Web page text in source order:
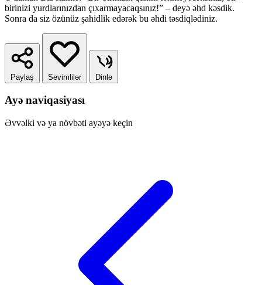
birinizi yurdlarınızdan çıxarmayacaqsınız!” – deyə əhd kəsdik.
Sonra da siz özünüz şahidlik edərək bu əhdi təsdiqlədiniz.
Paylaş Sevimlilər Dinlə
Ayə naviqasiyası
Əvvəlki və ya növbəti ayəyə keçin